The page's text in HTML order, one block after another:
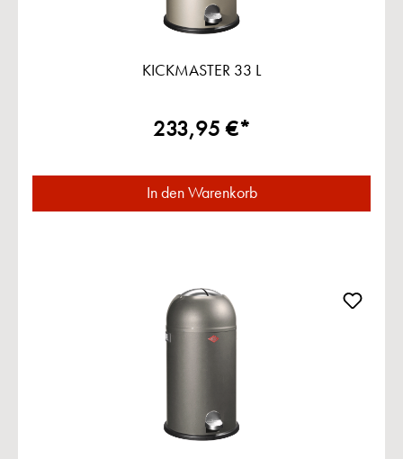
KICKMASTER 33 L
233,95 €*
In den Warenkorb